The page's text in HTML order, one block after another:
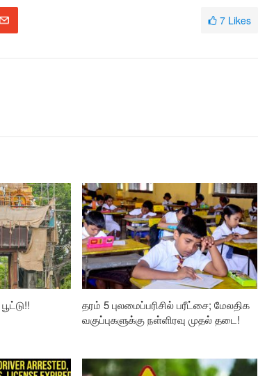
7 Likes
தரம் 5 புலமைப்பரிசில் பரீட்சை; மேலதிக
வகுப்புகளுக்கு நள்ளிரவு முதல் தடை!